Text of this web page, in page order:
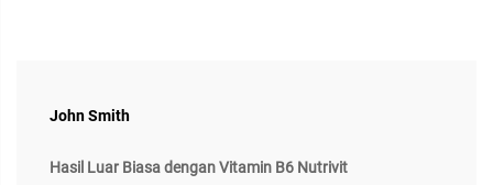
John Smith
Hasil Luar Biasa dengan Vitamin B6 Nutrivit